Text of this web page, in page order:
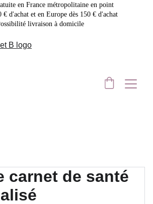
en France métropolitaine en point
€ d'achat et en Europe dès 150 € d'achat
livraison à domicile